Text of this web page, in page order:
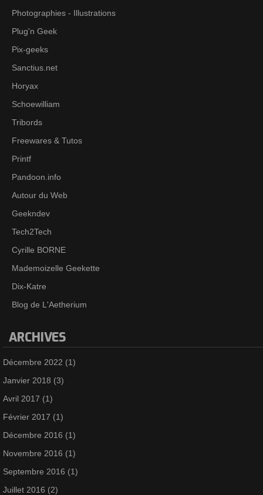
Photographies - Illustrations
Plug'n Geek
Pix-geeks
Sanctius.net
Horyax
Schoewilliam
Tribords
Freewares & Tutos
Printf
Pandoon.info
Autour du Web
Geekndev
Tech2Tech
Cyrille BORNE
Mademoizelle Geekette
Dix-Katre
Blog de L'Aetherium
ARCHIVES
Décembre 2022 (1)
Janvier 2018 (3)
Avril 2017 (1)
Février 2017 (1)
Décembre 2016 (1)
Novembre 2016 (1)
Septembre 2016 (1)
Juillet 2016 (2)